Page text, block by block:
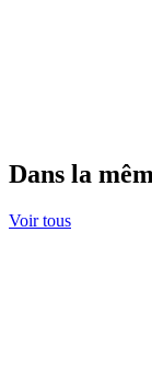
Dans la
Voir tous